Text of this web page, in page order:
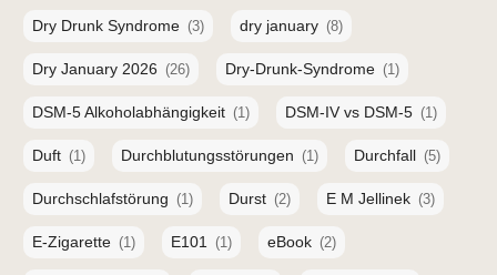
Dry Drunk Syndrome (3) dry january (8)
Dry January 2026 (26) Dry-Drunk-Syndrome (1)
DSM-5 Alkoholabhängigkeit (1) DSM-IV vs DSM-5 (1)
Duft (1) Durchblutungsstörungen (1) Durchfall (5)
Durchschlafstörung (1) Durst (2) E M Jellinek (3)
E-Zigarette (1) E101 (1) eBook (2)